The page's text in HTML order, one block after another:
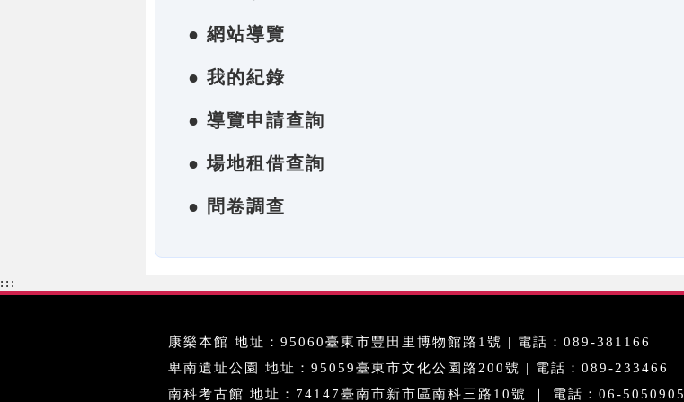
● 網站導覽
● 我的紀錄
● 導覽申請查詢
● 場地租借查詢
● 問卷調查
:::
康樂本館 地址：95060臺東市豐田里博物館路1號 | 電話：089-381166
卑南遺址公園 地址：95059臺東市文化公園路200號 | 電話：089-233466
南科考古館 地址：74147臺南市新市區南科三路10號 ｜ 電話：06-5050905